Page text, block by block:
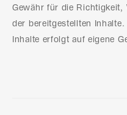
Gewähr für die Richtigkeit,
der bereitgestellten
Inhalte erfolgt auf eigene